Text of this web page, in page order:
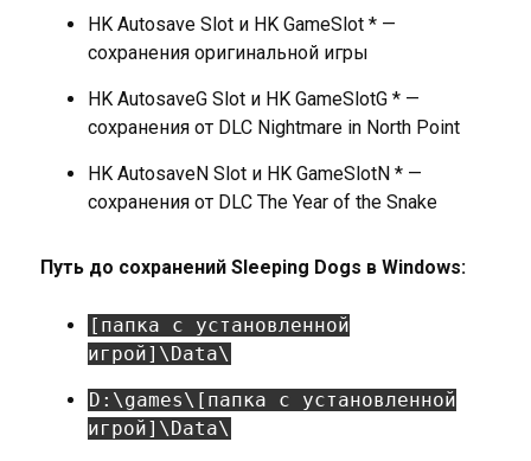
HK Autosave Slot и HK GameSlot * —
сохранения оригинальной игры
HK AutosaveG Slot и HK GameSlotG * —
сохранения от DLC Nightmare in North Point
HK AutosaveN Slot и HK GameSlotN * —
сохранения от DLC The Year of the Snake
Путь до сохранений Sleeping Dogs в Windows:
[папка с установленной
игрой]\Data\
D:\games\[папка с установленной
игрой]\Data\